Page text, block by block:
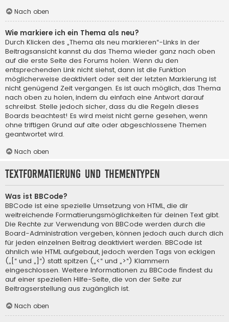
Nach oben
Wie markiere ich ein Thema als neu?
Durch Klicken des „Thema als neu markieren“-Links in der
Beitragsansicht kannst du das Thema wieder ganz nach oben
auf die erste Seite des Forums holen. Wenn du den
entsprechenden Link nicht siehst, dann ist die Funktion
möglicherweise deaktiviert oder seit der letzten Markierung ist
nicht genügend Zeit vergangen. Es ist auch möglich, das Thema
nach oben zu holen, indem du einfach eine Antwort darauf
schreibst. Stelle jedoch sicher, dass du die Regeln dieses
Boards beachtest! Es wird meist nicht gerne gesehen, wenn
ohne triftigen Grund auf alte oder abgeschlossene Themen
geantwortet wird.
Nach oben
Textformatierung und Thementypen
Was ist BBCode?
BBCode ist eine spezielle Umsetzung von HTML, die dir
weitreichende Formatierungsmöglichkeiten für deinen Text gibt.
Die Rechte zur Verwendung von BBCode werden durch die
Board-Administration vergeben, können jedoch auch durch dich
für jeden einzelnen Beitrag deaktiviert werden. BBCode ist
ähnlich wie HTML aufgebaut, jedoch werden Tags von eckigen
(„[“ und „]“) statt spitzen („<“ und „>“) Klammern
eingeschlossen. Weitere Informationen zu BBCode findest du
auf einer speziellen Hilfe-Seite, die von der Seite zur
Beitragserstellung aus zugänglich ist.
Nach oben